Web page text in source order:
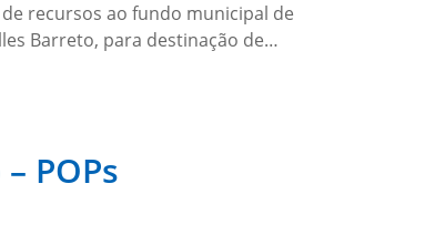
recursos ao fundo municipal de
Barreto, para destinação de…
POPs